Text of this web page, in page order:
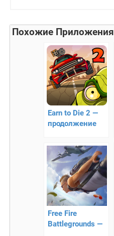
Похожие Приложения
Earn to Die 2 —
продолжение
Free Fire
Battlegrounds —